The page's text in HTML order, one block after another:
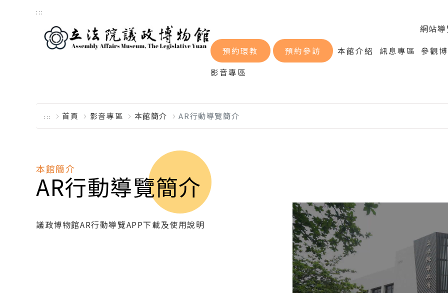
跳到主要內容區塊
:::
網站
預約環教 預約參訪 本館介紹 訊息專區
參觀
影音專區
::: 首頁 影音專區 本館簡介 AR行動導覽簡介
本館簡介
AR行動導覽簡介
議政博物館AR行動導覽APP下載及使用說明